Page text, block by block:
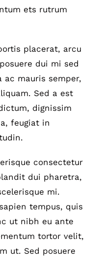
ets rutrum
placerat, arcu
dui mi sed
ac mauris semper,
Sed a est
dignissim
feugiat in
consectetur
dui pharetra,
mi.
tempus, quis
ut nibh eu ante
tortor velit,
ut. Sed posuere